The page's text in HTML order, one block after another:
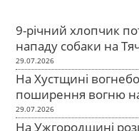
9-річний хлопчик
нападу собаки на
29.07.2026
На Хустщині
поширення вогню
29.07.2026
На Ужгородщині